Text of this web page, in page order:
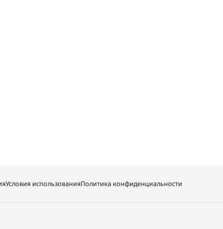
Условия использованияПолитика конфиденциальности